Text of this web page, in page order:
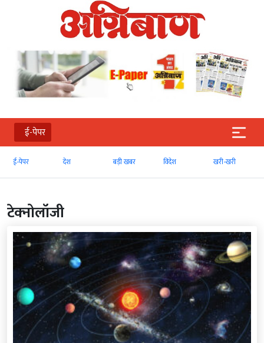
ई-पेपर
ई-पेपर देश बड़ी खबर विदेश खरी-खरी
टेक्‍नोलॉजी